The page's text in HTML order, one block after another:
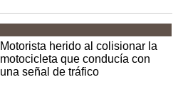
Motorista herido al colisionar la
motocicleta que conducía con
una señal de tráfico